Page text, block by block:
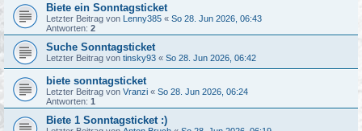
Biete ein Sonntagsticket
Letzter Beitrag von Lenny385 « So 28. Jun 2026, 06:43
Antworten: 2
Suche Sonntagsticket
Letzter Beitrag von tinsky93 « So 28. Jun 2026, 06:42
biete sonntagsticket
Letzter Beitrag von Vranzi « So 28. Jun 2026, 06:24
Antworten: 1
Biete 1 Sonntagsticket :)